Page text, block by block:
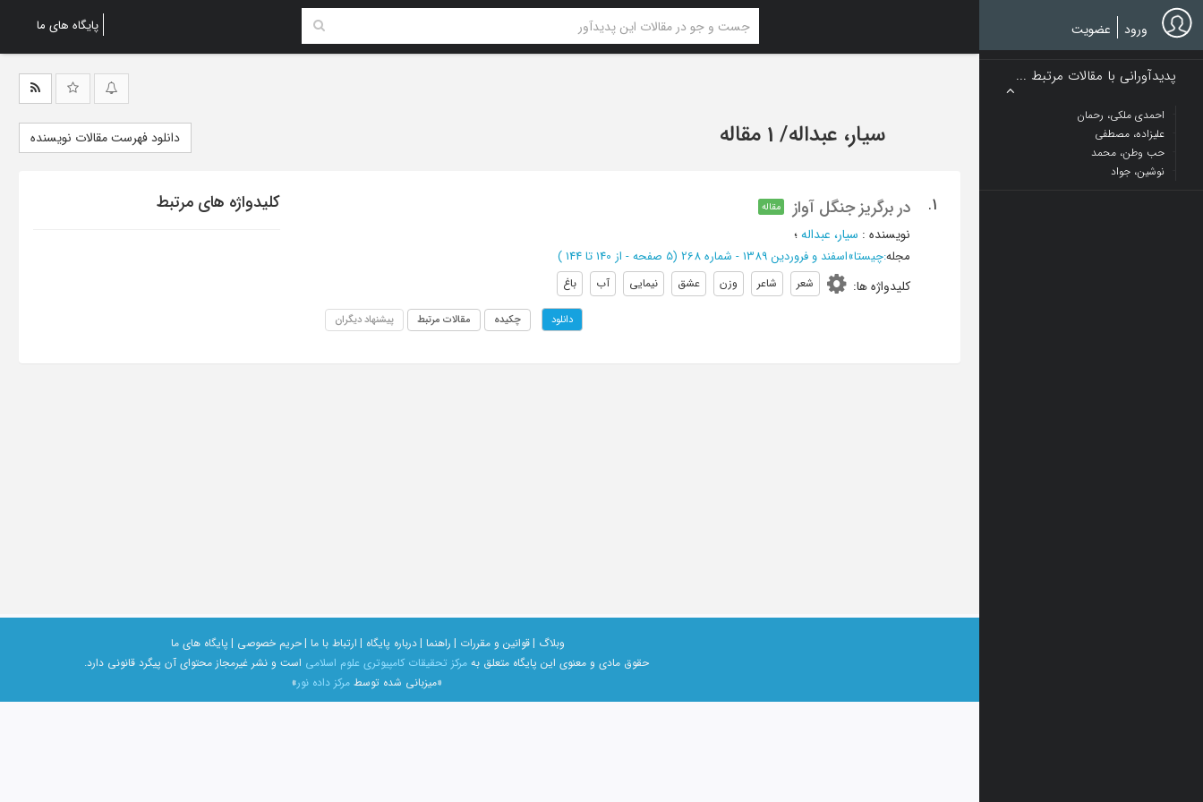
Skip
to
main
پایگاه های ما ورود عضویت
پدیدآورانی با مقالات مرتبط ...
احمدی ملکی، رحمان
علیزاده، مصطفی
حب وطن، محمد
نوشین، جواد
سیار، عبداله/ 1 مقاله دانلود فهرست مقالات نویسنده
1. در برگریز جنگل آواز مقاله
نویسنده : سیار، عبداله؛
مجله:چیستا»اسفند و فروردین 1389 - شماره 268 (‎5 صفحه - از 140 تا 144 )
کلیدواژه ها: شعر شاعر وزن عشق نیمایی آب باغ
دانلود چکیده مقالات مرتبط پیشنهاد دیگران
کلیدواژه های مرتبط
وبلاگ |قوانین و مقررات | راهنما |درباره پایگاه | ارتباط با ما |حریم خصوصی | پایگاه های ما
حقوق مادی و معنوی اين پايگاه متعلق به مرکز تحقیقات کامپیوتری علوم اسلامی است و نشر غیرمجاز محتوای آن پیگرد قانونی دارد.
«میزبانی شده توسطمرکز داده نور»